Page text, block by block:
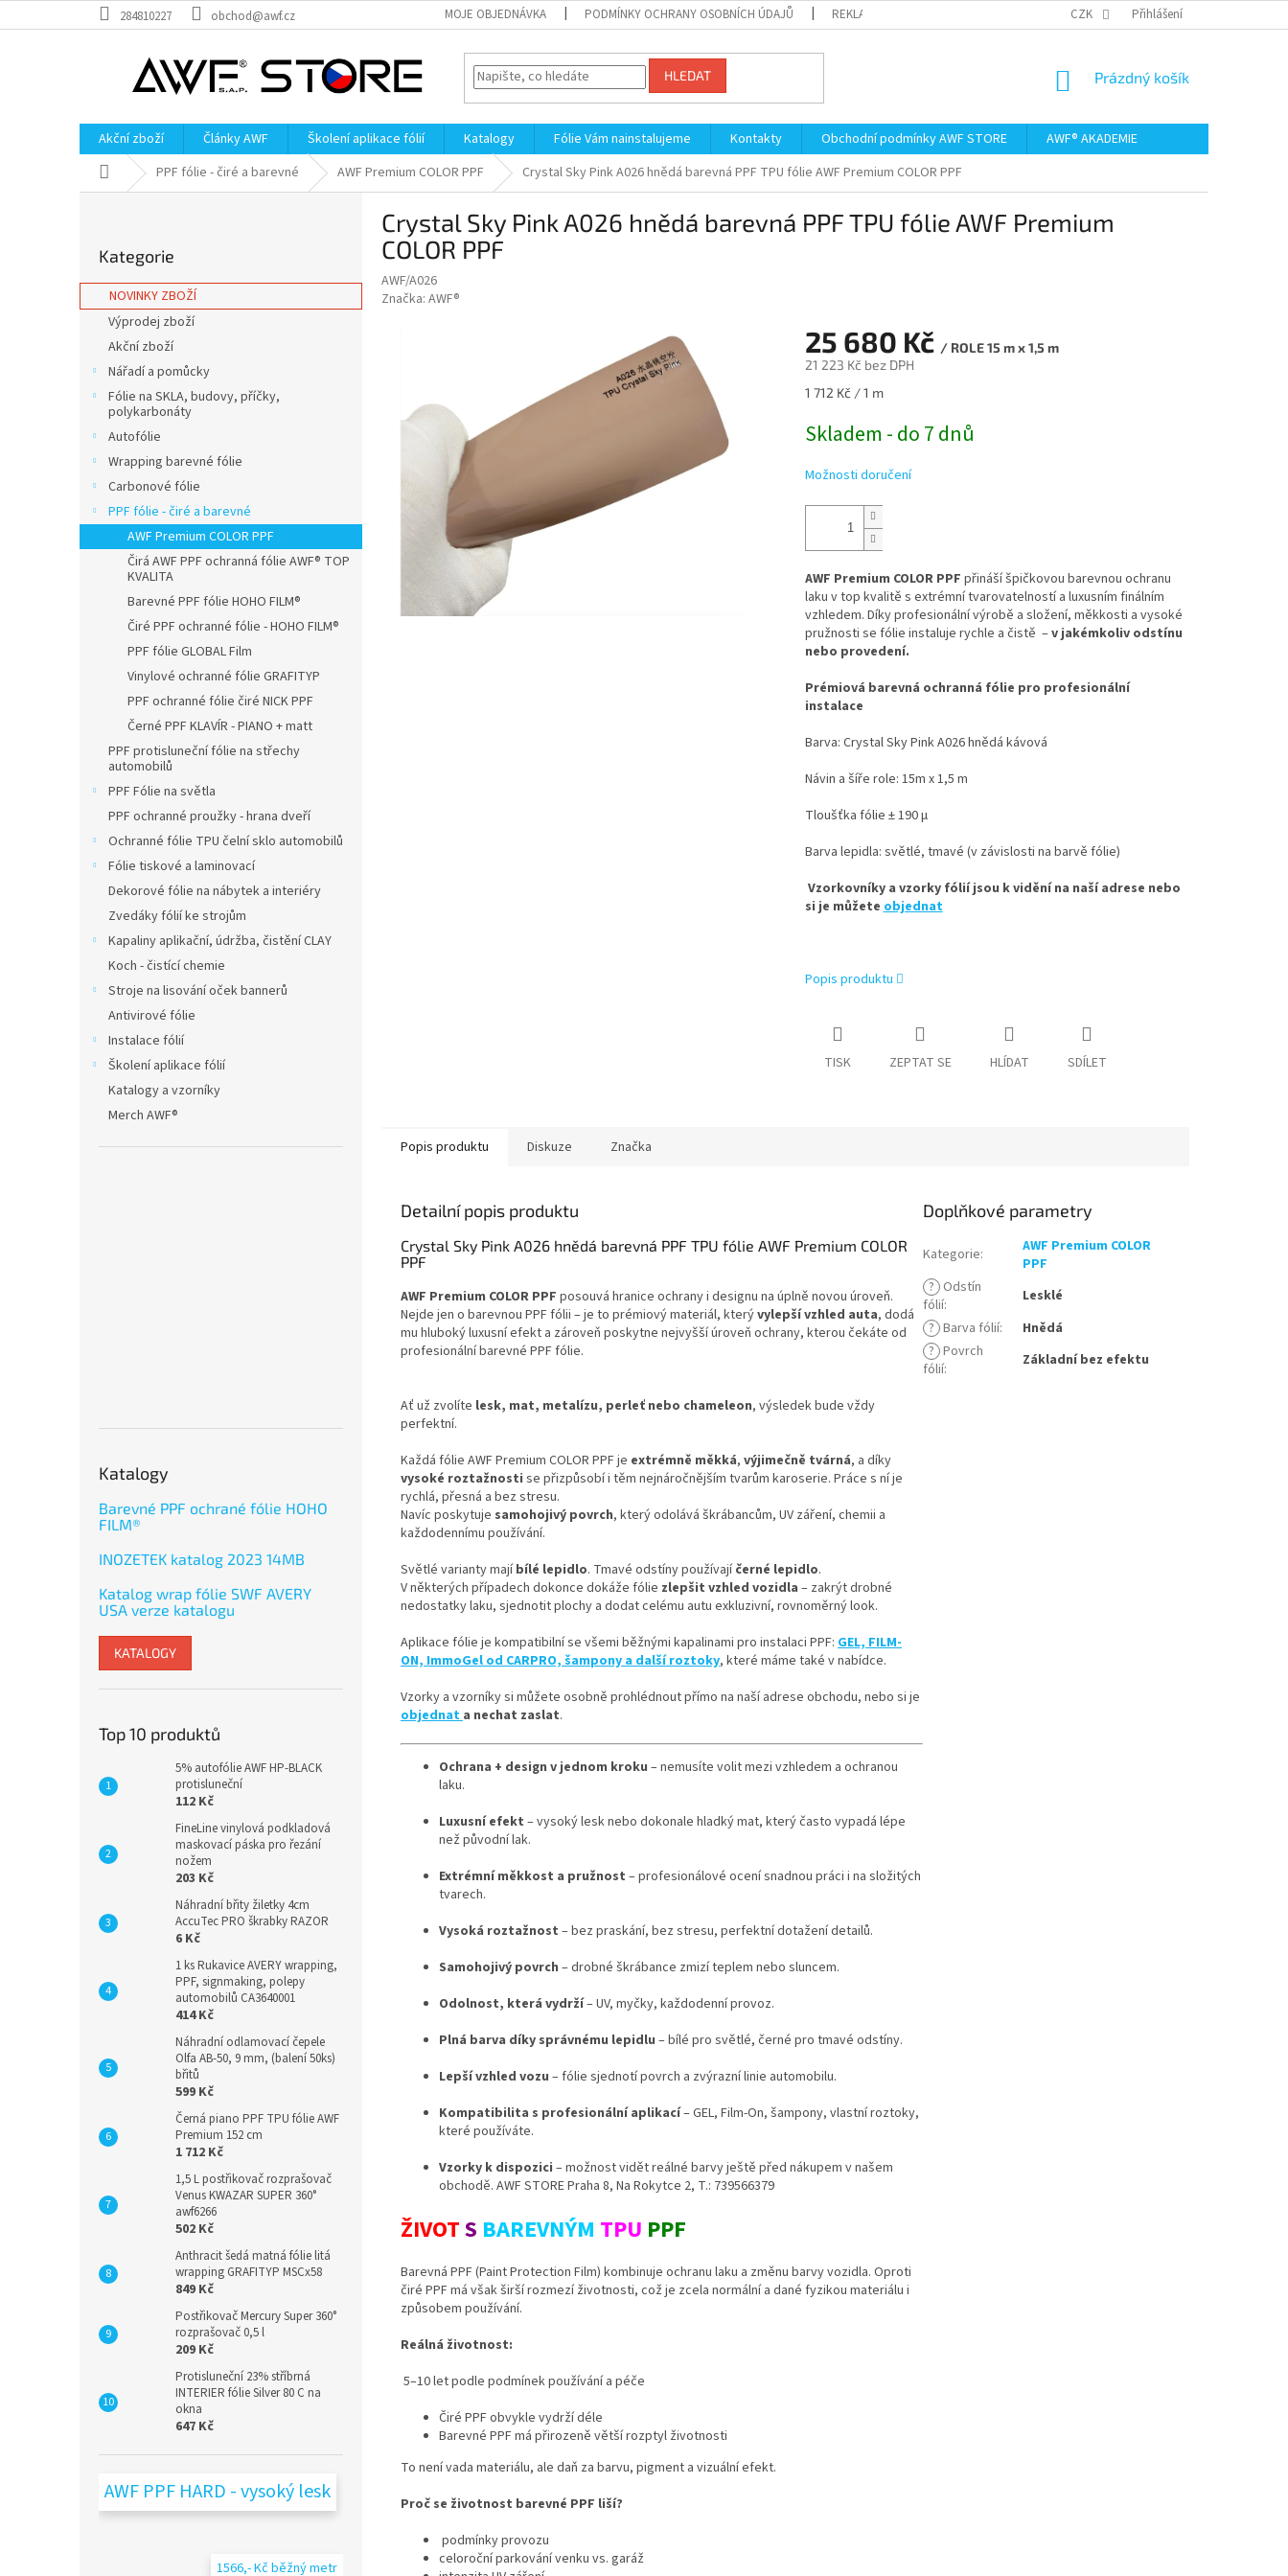
na
284810227 obchod@awf.cz MOJE OBJEDNÁVKA PODMÍNKY OCHRANY OSOBNÍCH ÚDAJŮ REKLAMACE A VRÁCENÍ ZBOŽÍ CZK Přihlášení
HLEDAT
NÁKUPNÍ
Prázdný košík
Akční zboží Články AWF Školení aplikace fólií Katalogy Fólie Vám nainstalujeme Kontakty Obchodní podmínky AWF STORE
AWF® AKADEMIE
Domů PPF fólie - čiré a barevné AWF Premium COLOR PPF Crystal Sky Pink A026 hnědá barevná PPF TPU fólie AWF Premium COLOR PPF
r
a
kategorie
Kategorie
NOVINKY ZBOŽÍ
Výprodej zboží
Akční zboží
Nářadí a pomůcky
Fólie na SKLA, budovy, příčky,
polykarbonáty
Autofólie
Wrapping barevné fólie
Carbonové fólie
PPF fólie - čiré a barevné
AWF Premium COLOR PPF
Čirá AWF PPF ochranná fólie AWF® TOP
KVALITA
Barevné PPF fólie HOHO FILM®
Čiré PPF ochranné fólie - HOHO FILM®
PPF fólie GLOBAL Film
Vinylové ochranné fólie GRAFITYP
PPF ochranné fólie čiré NICK PPF
Černé PPF KLAVÍR - PIANO + matt
PPF protisluneční fólie na střechy
automobilů
PPF Fólie na světla
PPF ochranné proužky - hrana dveří
Ochranné fólie TPU čelní sklo automobilů
Fólie tiskové a laminovací
Dekorové fólie na nábytek a interiéry
Zvedáky fólií ke strojům
Kapaliny aplikační, údržba, čistění CLAY
Koch - čistící chemie
Stroje na lisování oček bannerů
Antivirové fólie
Instalace fólií
Školení aplikace fólií
Katalogy a vzorníky
Merch AWF®
Katalogy
Barevné PPF ochrané fólie HOHO
FILM®
INOZETEK katalog 2023 14MB
Katalog wrap fólie SWF AVERY
USA verze katalogu
KATALOGY
Top 10 produktů
5% autofólie AWF HP-BLACK
protisluneční
112 Kč
FineLine vinylová podkladová
maskovací páska pro řezání
nožem
203 Kč
Náhradní břity žiletky 4cm
AccuTec PRO škrabky RAZOR
6 Kč
1 ks Rukavice AVERY wrapping,
PPF, signmaking, polepy
automobilů CA3640001
414 Kč
Náhradní odlamovací čepele
Olfa AB-50, 9 mm, (balení 50ks)
břitů
599 Kč
Černá piano PPF TPU fólie AWF
Premium 152 cm
1 712 Kč
1,5 L postřikovač rozprašovač
Venus KWAZAR SUPER 360°
awf6266
502 Kč
Anthracit šedá matná fólie litá
wrapping GRAFITYP MSCx58
849 Kč
Postřikovač Mercury Super 360°
rozprašovač 0,5 l
209 Kč
Protisluneční 23% stříbrná
INTERIER fólie Silver 80 C na
okna
647 Kč
AWF PPF HARD - vysoký lesk
1566,- Kč běžný metr
Crystal Sky Pink A026 hnědá barevná PPF TPU fólie AWF Premium
COLOR PPF
AWF/A026
Značka: AWF®
25 680 Kč / ROLE 15 m x 1,5 m
21 223 Kč bez DPH
Měrná
1 712 Kč / 1 m
Skladem - do 7 dnů
Možnosti doručení
AWF Premium COLOR PPF přináší špičkovou barevnou ochranu
laku v top kvalitě s extrémní tvarovatelností a luxusním finálním
vzhledem. Díky profesionální výrobě a složení, měkkosti a vysoké
pružnosti se fólie instaluje rychle a čistě –v jakémkoliv odstínu
nebo provedení.
Prémiová barevná ochranná fólie pro profesionální
instalace
Barva: Crystal Sky Pink A026 hnědá kávová
Návin a šíře role: 15m x 1,5 m
Tloušťka fólie ± 190 µ
Barva lepidla: světlé, tmavé (v závislosti na barvě fólie)
Vzorkovníky a vzorky fólií jsou k vidění na naší adrese nebo
si je můžeteobjednat
Popis produktu
TISK ZEPTAT SE HLÍDAT SDÍLET
Popis produktu Diskuze Značka
Detailní popis produktu
Crystal Sky Pink A026 hnědá barevná PPF TPU fólie AWF Premium COLOR
PPF
AWF Premium COLOR PPF posouvá hranice ochrany i designu na úplně novou úroveň.
Nejde jen o barevnou PPF fólii – je to prémiový materiál, kterývylepší vzhled auta, dodá
mu hluboký luxusní efekt a zároveň poskytne nejvyšší úroveň ochrany, kterou čekáte od
profesionální barevné PPF fólie.
Ať už zvolíte lesk, mat, metalízu, perleť nebo chameleon, výsledek bude vždy
perfektní.
Každá fólie AWF Premium COLOR PPF je extrémně měkká, výjimečně tvárná, a díky
vysoké roztažnosti se přizpůsobí i těm nejnáročnějším tvarům karoserie. Práce s ní je
rychlá, přesná a bez stresu.
Navíc poskytuje samohojivý povrch, který odolává škrábancům, UV záření, chemii a
každodennímu používání.
Světlé varianty majíbílé lepidlo. Tmavé odstíny používajíčerné lepidlo.
V některých případech dokonce dokáže fólie zlepšit vzhled vozidla – zakrýt drobné
nedostatky laku, sjednotit plochy a dodat celému autu exkluzivní, rovnoměrný look.
Aplikace fólie je kompatibilní se všemi běžnými kapalinami pro instalaci PPF: GEL, FILM-
ON, ImmoGel od CARPRO, šampony a další roztoky, které máme také v nabídce.
Vzorky a vzorníky si můžete osobně prohlédnout přímo na naší adrese obchodu, nebo si je
objednata nechat zaslat.
Ochrana + design v jednom kroku – nemusíte volit mezi vzhledem a ochranou
laku.
Luxusní efekt – vysoký lesk nebo dokonale hladký mat, který často vypadá lépe
než původní lak.
Extrémní měkkost a pružnost – profesionálové ocení snadnou práci i na složitých
tvarech.
Vysoká roztažnost – bez praskání, bez stresu, perfektní dotažení detailů.
Samohojivý povrch – drobné škrábance zmizí teplem nebo sluncem.
Odolnost, která vydrží– UV, myčky, každodenní provoz.
Plná barva díky správnému lepidlu – bílé pro světlé, černé pro tmavé odstíny.
Lepší vzhled vozu – fólie sjednotí povrch a zvýrazní linie automobilu.
Kompatibilita s profesionální aplikací– GEL, Film-On, šampony, vlastní roztoky,
které používáte.
Vzorky k dispozici – možnost vidět reálné barvy ještě před nákupem v našem
obchodě. AWF STORE Praha 8, Na Rokytce 2, T.: 739566379
ŽIVOTS BAREVNÝM TPU PPF
Barevná PPF (Paint Protection Film) kombinuje ochranu laku a změnu barvy vozidla. Oproti
čiré PPF má však širší rozmezí životnosti, což je zcela normální a dané fyzikou materiálu i
způsobem používání.
Reálná životnost:
5–10 let podle podmínek používání a péče
Čiré PPF obvykle vydrží déle
Barevné PPF má přirozeně větší rozptyl životnosti
To není vada materiálu, ale daň za barvu, pigment a vizuální efekt.
Proč se životnost barevné PPF liší?
podmínky provozu
celoroční parkování venku vs. garáž
Doplňkové parametry
Kategorie:
AWF Premium COLOR
PPF
? Odstín
fólií:
Lesklé
? Barva fólií:
Hnědá
? Povrch
fólií: Základní bez efektu